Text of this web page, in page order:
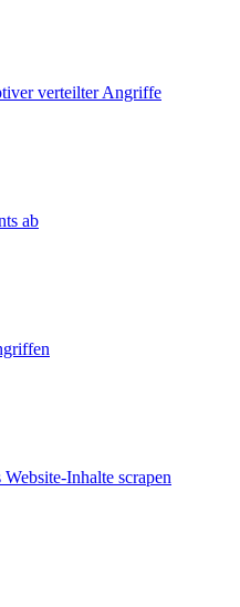
verteilter Angriffe
ab
Inhalte scrapen